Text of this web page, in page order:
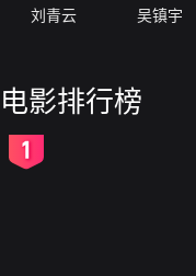
刘青云 吴镇宇
电影排行榜